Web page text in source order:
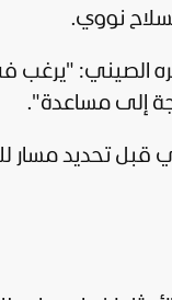
نووي.
الصيني: "يرغب
إلى مساعدة".
قبل تحديد